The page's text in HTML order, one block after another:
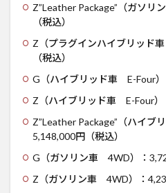
Z”Leather Package”（ガソ
（税込）
Z（プラグインハイブリッド
（税込）
G（ハイブリッド車 E-Four）
Z（ハイブリッド車 E-Four）
Z”Leather Package”（ハイブ
5,148,000円（税込）
G（ガソリン車 4WD）：
Z（ガソリン車 4WD）：